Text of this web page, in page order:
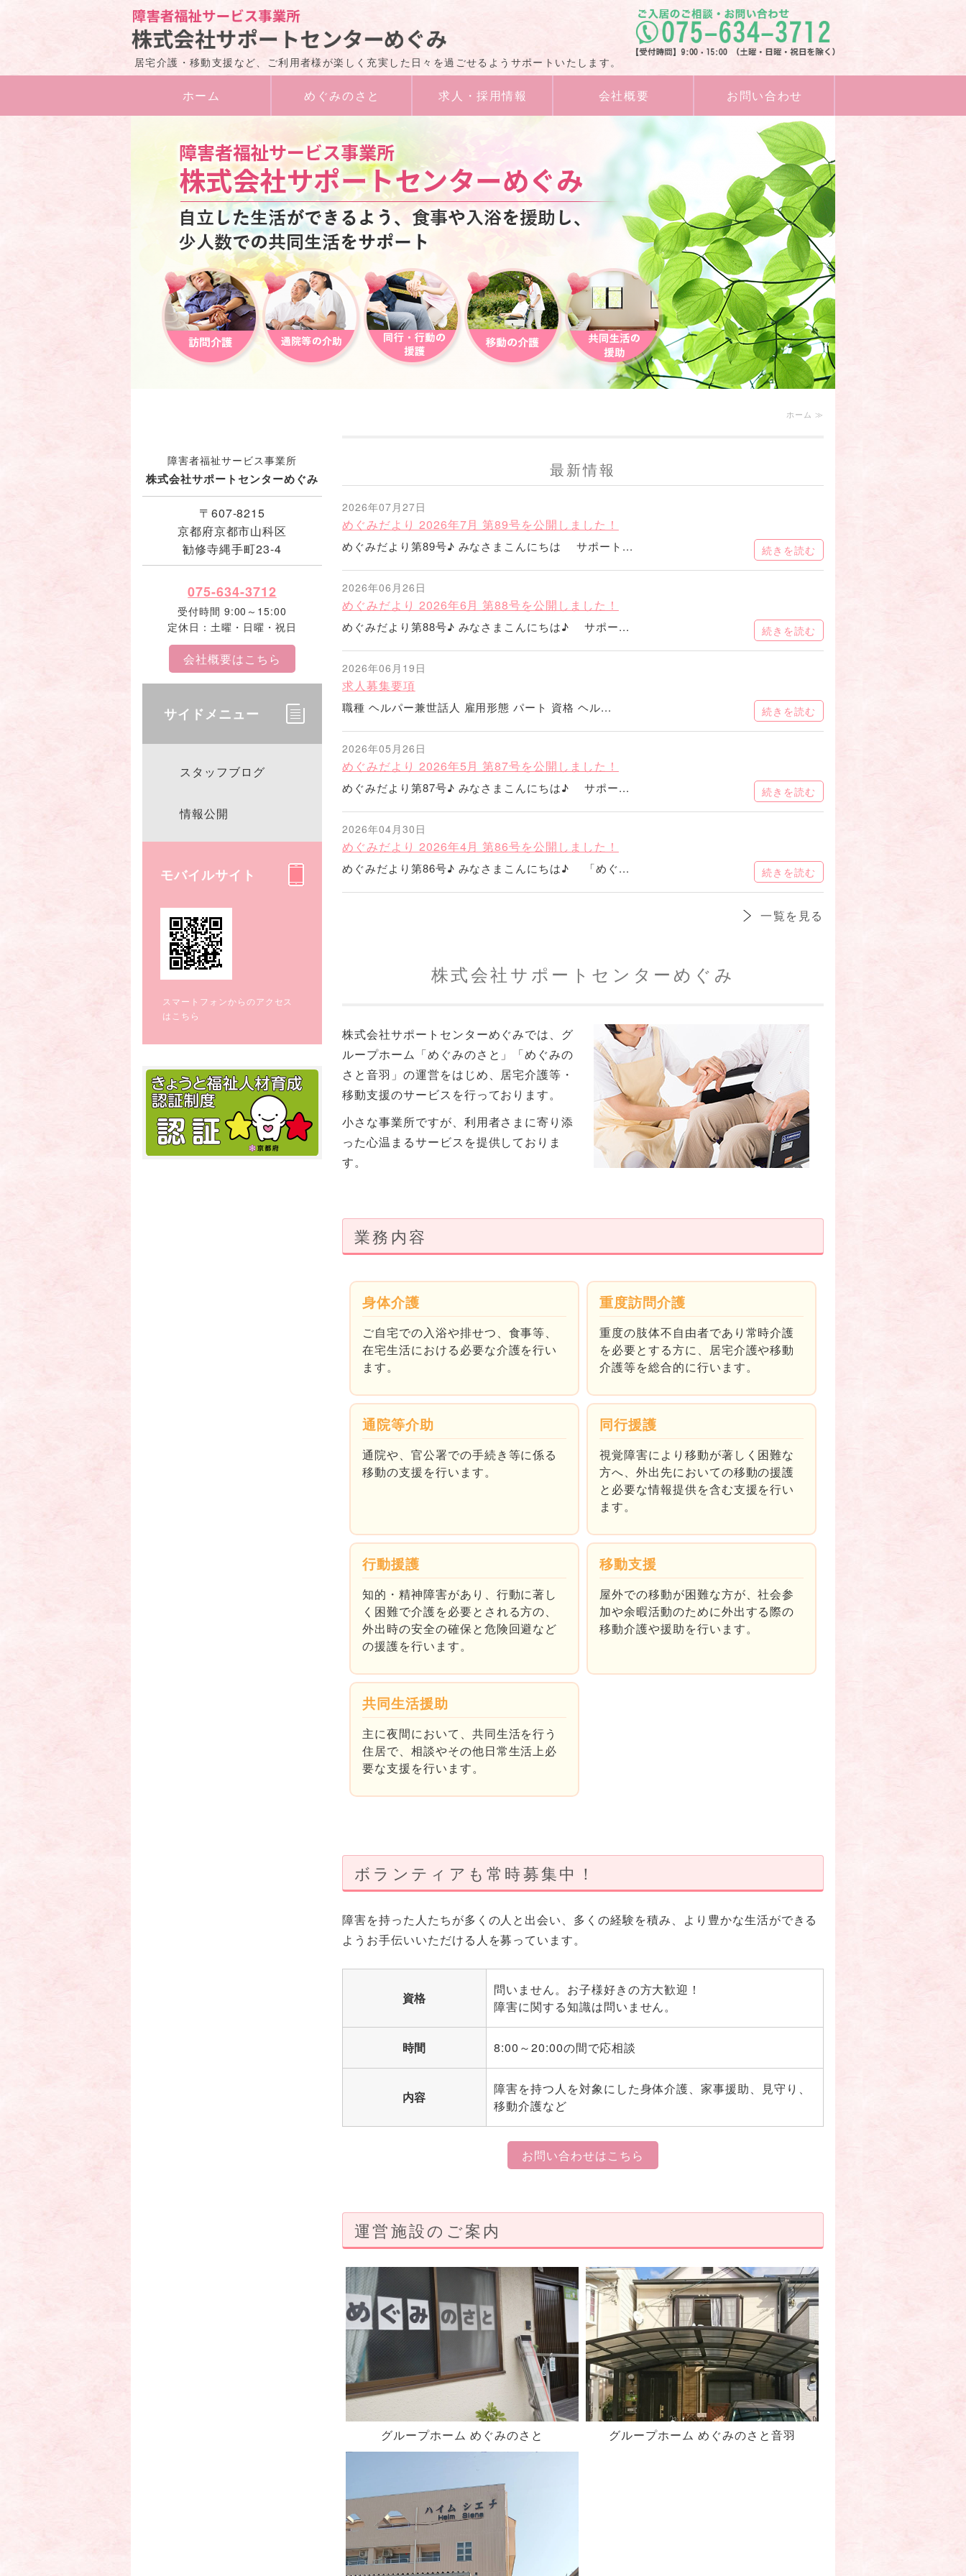
障害者福祉サービス事業所 株式会社サポートセン
居宅介護・移動支援など、ご利用者様が楽しく充実した日々を過ごせるようサポートいたします。
ホーム めぐみのさと 求人・採用情報 会社概要 お問い合わせ
ホーム ≫
最新情報
2026年07月27日
めぐみだより 2026年7月 第89号を公開しました！
めぐみだより第89号♪ みなさまこんにちは サポート... 続きを読む
2026年06月26日
めぐみだより 2026年6月 第88号を公開しました！
めぐみだより第88号♪ みなさまこんにちは♪ サポー... 続きを読む
2026年06月19日
求人募集要項
職種 ヘルパー兼世話人 雇用形態 パート 資格 ヘル... 続きを読む
2026年05月26日
めぐみだより 2026年5月 第87号を公開しました！
めぐみだより第87号♪ みなさまこんにちは♪ サポー... 続きを読む
2026年04月30日
めぐみだより 2026年4月 第86号を公開しました！
めぐみだより第86号♪ みなさまこんにちは♪ 「めぐ... 続きを読む
一覧を見る
株式会社サポートセンターめぐみ
株式会社サポートセンターめぐみでは、グ
ループホーム「めぐみのさと」「めぐみの
さと音羽」の運営をはじめ、居宅介護等・
移動支援のサービスを行っております。
小さな事業所ですが、利用者さまに寄り添
った心温まるサービスを提供しておりま
す。
業務内容
身体介護
ご自宅での入浴や排せつ、食事等、
在宅生活における必要な介護を行い
ます。
重度訪問介護
重度の肢体不自由者であり常時介護
を必要とする方に、居宅介護や移動
介護等を総合的に行います。
通院等介助
通院や、官公署での手続き等に係る
移動の支援を行います。
同行援護
視覚障害により移動が著しく困難な
方へ、外出先においての移動の援護
と必要な情報提供を含む支援を行い
ます。
行動援護
知的・精神障害があり、行動に著し
く困難で介護を必要とされる方の、
外出時の安全の確保と危険回避など
の援護を行います。
移動支援
屋外での移動が困難な方が、社会参
加や余暇活動のために外出する際の
移動介護や援助を行います。
共同生活援助
主に夜間において、共同生活を行う
住居で、相談やその他日常生活上必
要な支援を行います。
ボランティアも常時募集中！
障害を持った人たちが多くの人と出会い、多くの経験を積み、より豊かな生活ができる
ようお手伝いいただける人を募っています。
資格
問いません。お子様好きの方大歓迎！
障害に関する知識は問いません。
時間 8:00～20:00の間で応相談
内容
障害を持つ人を対象にした身体介護、家事援助、見守り、
移動介護など
お問い合わせはこちら
運営施設のご案内
グループホーム めぐみのさと グループホーム めぐみのさと音羽
障害者福祉サービス事業所
株式会社サポートセンターめぐみ
〒607-8215
京都府京都市山科区
勧修寺縄手町23-4
075-634-3712
受付時間 9:00～15:00
定休日：土曜・日曜・祝日
会社概要はこちら
サイドメニュー
スタッフブログ
情報公開
モバイルサイト
スマートフォンからのアクセス
はこちら